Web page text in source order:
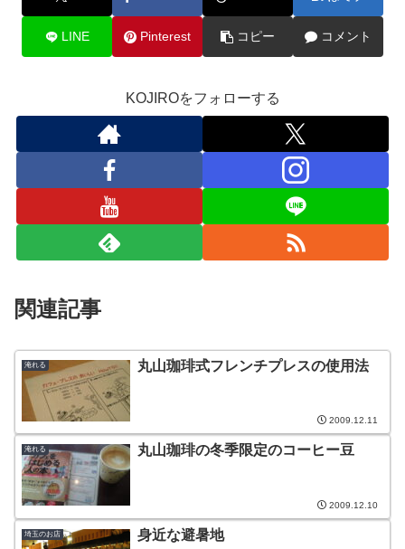
LINE Pinterest コピー コメント
KOJIROをフォローする
関連記事
淹れる 丸山珈琲式フレンチプレスの使用法
2009.12.11
淹れる 丸山珈琲の冬季限定のコーヒー豆
2009.12.10
埼玉のお店 身近な避暑地